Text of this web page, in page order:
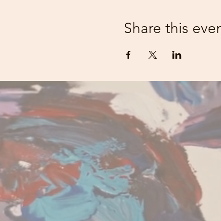
Share this